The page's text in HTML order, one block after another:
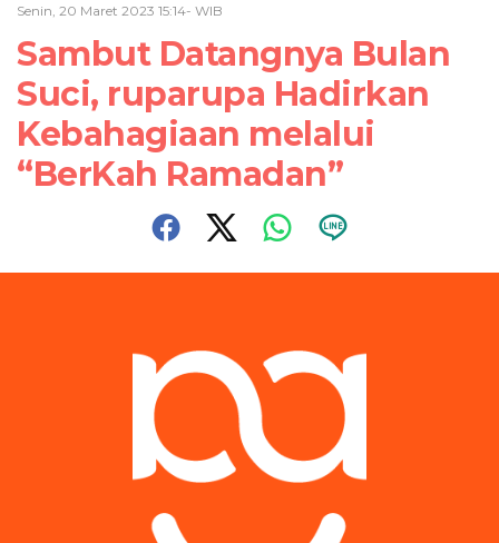
Senin, 20 Maret 2023 15:14- WIB
Sambut Datangnya Bulan
Suci, ruparupa Hadirkan
Kebahagiaan melalui
“BerKah Ramadan”